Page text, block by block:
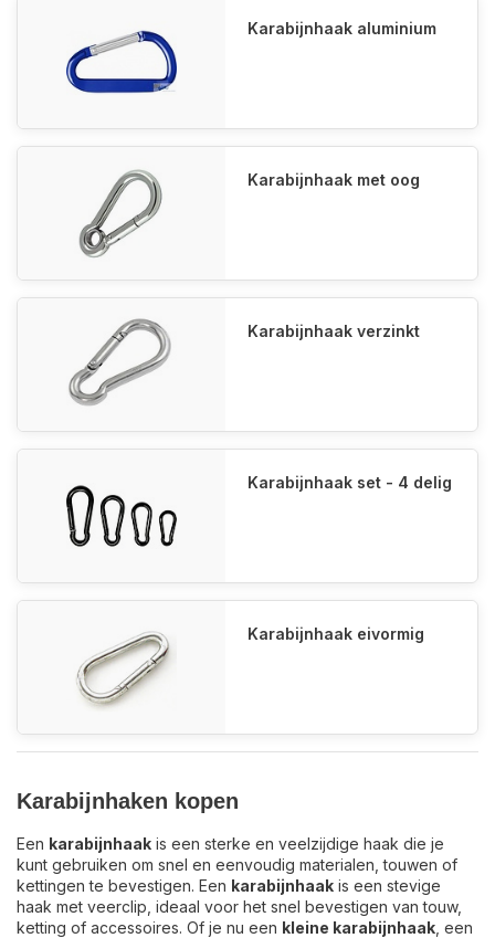
Karabijnhaak aluminium
Karabijnhaak met oog
Karabijnhaak verzinkt
Karabijnhaak set - 4 delig
Karabijnhaak eivormig
Karabijnhaken kopen
Een karabijnhaak is een sterke en veelzijdige haak die je
kunt gebruiken om snel en eenvoudig materialen, touwen of
kettingen te bevestigen. Een karabijnhaak is een stevige
haak met veerclip, ideaal voor het snel bevestigen van touw,
ketting of accessoires. Of je nu een kleine karabijnhaak , een